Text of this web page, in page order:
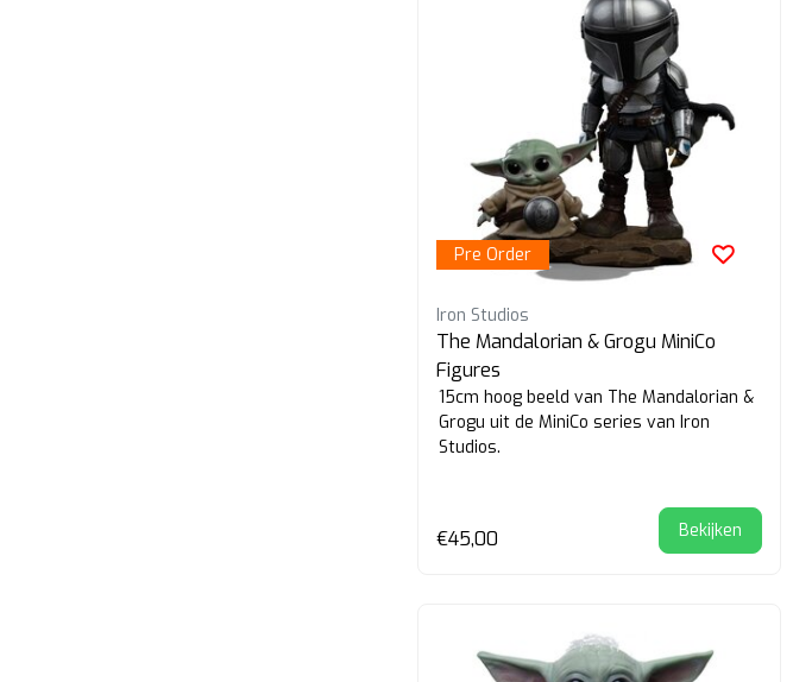
Pre Order
Iron Studios
The Mandalorian & Grogu MiniCo
Figures
15cm hoog beeld van The Mandalorian &
Grogu uit de MiniCo series van Iron
Studios.
€45,00 Bekijken